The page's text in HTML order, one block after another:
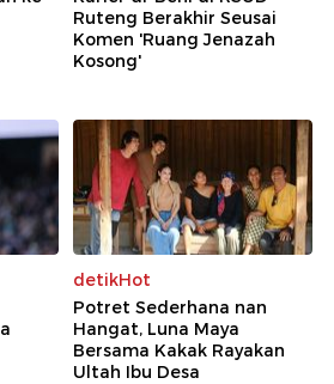
Ruteng Berakhir Seusai
Komen 'Ruang Jenazah
Kosong'
detikHot
Potret Sederhana nan
Hangat, Luna Maya
Bersama Kakak Rayakan
Ultah Ibu Desa